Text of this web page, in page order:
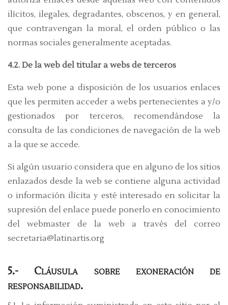
ilícitos, ilegales, degradantes, obscenos, y en general,
que contravengan la moral, el orden público o las
normas sociales generalmente aceptadas.
4.2. De la web del titular a webs de terceros
Esta web pone a disposición de los usuarios enlaces
que les permiten acceder a webs pertenecientes a y/o
gestionados por terceros, recomendándose la
consulta de las condiciones de navegación de la web
a la que se accede.
Si algún usuario considera que en alguno de los sitios
enlazados desde la web se contiene alguna actividad
o información ilícita y esté interesado en solicitar la
supresión del enlace puede ponerlo en conocimiento
del webmaster de la web a través del correo
secretaria@latinartis.org
5.- Cláusula sobre exoneración de
responsabilidad.